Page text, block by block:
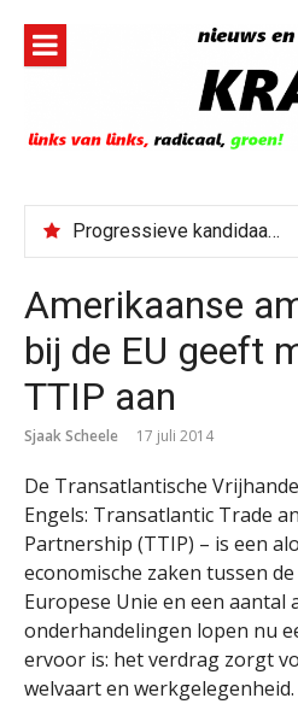
inhoud
Progressieve kandidaat El-Sayed senaatskandidaat Michigan
Amerikaanse
bij de EU geeft
TTIP aan
Sjaak Scheele 17 juli 2014
De Transatlantische
Engels: Transatlantic Trade
Partnership (TTIP) – is een
economische zaken tussen
Europese Unie en een aantal
onderhandelingen lopen nu
ervoor is: het verdrag zorgt
welvaart en werkgelegenheid.